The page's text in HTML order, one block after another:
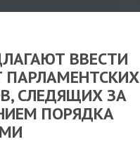
ВВЕСТИ
ПАРЛАМЕНТСКИХ
СЛЕДЯЩИХ ЗА
ПОРЯДКА